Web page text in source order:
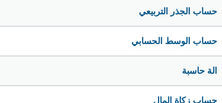
حساب الجذر التربيعي
حساب الوسط الحسابي
الة حاسبة
حساب زكاة المال